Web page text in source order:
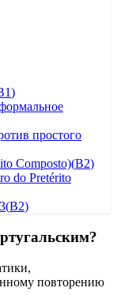
)
простого
Composto)(B2)
do Pretérito
(B2)
повторению